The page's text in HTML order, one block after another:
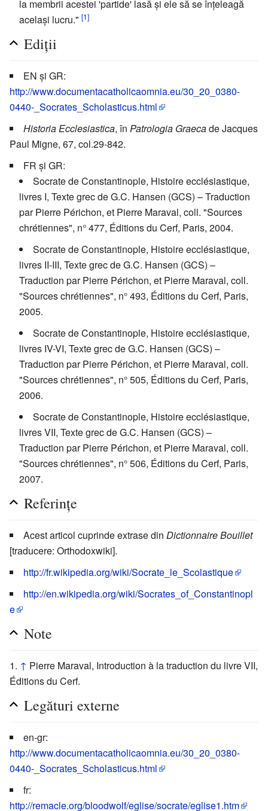
la membrii acestei 'partide' lasă și ele să se înțeleagă
același lucru." [1]
Ediții
EN și GR:
http://www.documentacatholicaomnia.eu/30_20_0380-
0440-_Socrates_Scholasticus.html
Historia Ecclesiastica, în Patrologia Graecade Jacques
Paul Migne, 67, col.29-842.
FR și GR:
Socrate de Constantinople, Histoire ecclésiastique,
livres I, Texte grec de G.C. Hansen (GCS) – Traduction
par Pierre Périchon, et Pierre Maraval, coll. "Sources
chrétiennes", n° 477, Éditions du Cerf, Paris, 2004.
Socrate de Constantinople, Histoire ecclésiastique,
livres II-III, Texte grec de G.C. Hansen (GCS) –
Traduction par Pierre Périchon, et Pierre Maraval, coll.
"Sources chrétiennes", n° 493, Éditions du Cerf, Paris,
2005.
Socrate de Constantinople, Histoire ecclésiastique,
livres IV-VI, Texte grec de G.C. Hansen (GCS) –
Traduction par Pierre Périchon, et Pierre Maraval, coll.
"Sources chrétiennes", n° 505, Éditions du Cerf, Paris,
2006.
Socrate de Constantinople, Histoire ecclésiastique,
livres VII, Texte grec de G.C. Hansen (GCS) –
Traduction par Pierre Périchon, et Pierre Maraval, coll.
"Sources chrétiennes", n° 506, Éditions du Cerf, Paris,
2007.
Referințe
Acest articol cuprinde extrase din Dictionnaire Bouillet
[traducere: Orthodoxwiki].
http://fr.wikipedia.org/wiki/Socrate_le_Scolastique
http://en.wikipedia.org/wiki/Socrates_of_Constantinopl
e
Note
↑ Pierre Maraval, Introduction à la traduction du livre VII,
Éditions du Cerf.
Legături externe
en-gr:
http://www.documentacatholicaomnia.eu/30_20_0380-
0440-_Socrates_Scholasticus.html
fr:
http://remacle.org/bloodwolf/eglise/socrate/eglise1.htm